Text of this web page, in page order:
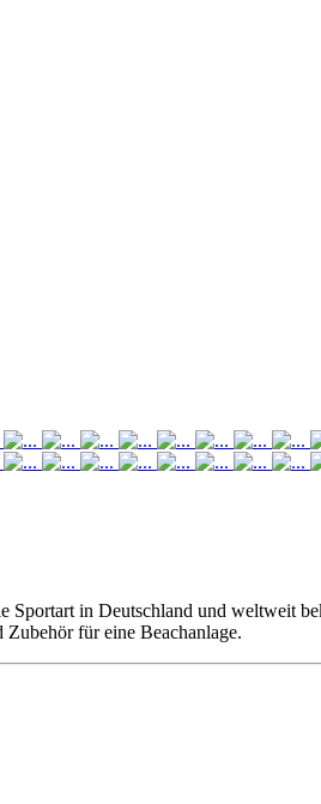
Sportart in Deutschland und weltweit
für eine Beachanlage.